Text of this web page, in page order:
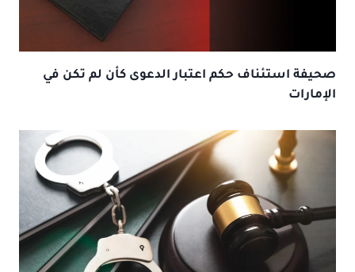
صحيفة استئناف حكم اعتبار الدعوى كأن لم تكن في
الإمارات